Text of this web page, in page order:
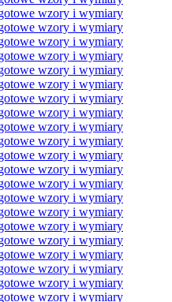
wzory i wymiary
wzory i wymiary
wzory i wymiary
wzory i wymiary
wzory i wymiary
wzory i wymiary
wzory i wymiary
wzory i wymiary
wzory i wymiary
wzory i wymiary
wzory i wymiary
wzory i wymiary
wzory i wymiary
wzory i wymiary
wzory i wymiary
wzory i wymiary
wzory i wymiary
wzory i wymiary
wzory i wymiary
wzory i wymiary
wzory i wymiary